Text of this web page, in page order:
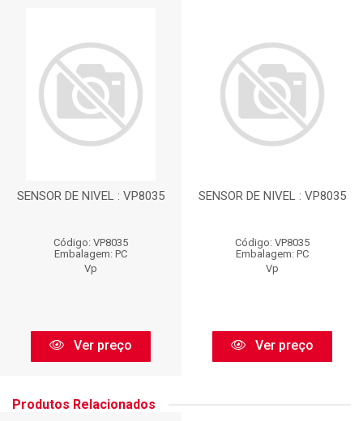
SENSOR DE NIVEL : VP8035
Código: VP8035
Embalagem: PC
Vp
Ver preço
SENSOR DE NIVEL : VP8035
Código: VP8035
Embalagem: PC
Vp
Ver preço
Produtos Relacionados